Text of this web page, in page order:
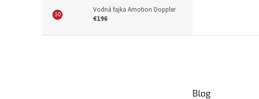
Vodná fajka Amotion Doppler
€196
Blog